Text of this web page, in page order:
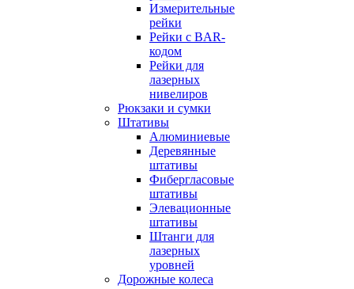
Измерительные
рейки
Рейки с BAR-
кодом
Рейки для
лазерных
нивелиров
Рюкзаки и сумки
Штативы
Алюминиевые
Деревянные
штативы
Фибергласовые
штативы
Элевационные
штативы
Штанги для
лазерных
уровней
Дорожные колеса